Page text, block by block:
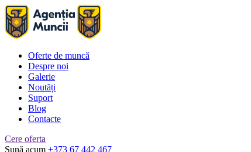
Oferte de muncă
Despre noi
Galerie
Noutăți
Suport
Blog
Contacte
Cere oferta
Sună acum +373 67 442 467